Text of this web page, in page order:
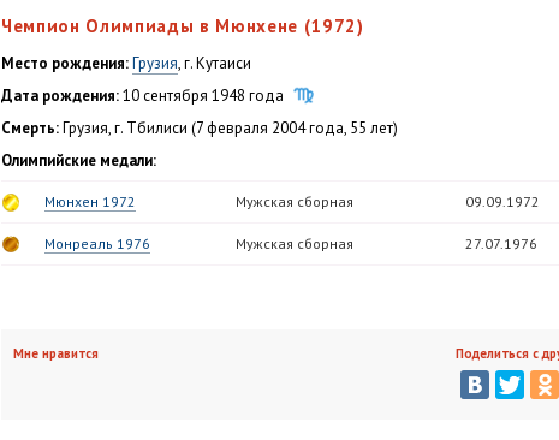
Чемпион Олимпиады в Мюнхене (1972)
Место рождения:Грузия, г. Кутаиси
Дата рождения:10 сентября 1948 года
Смерть:Грузия, г. Тбилиси (7 февраля 2004 года, 55 лет)
Олимпийские медали:
Мюнхен 1972 Мужская сборная 09.09.1972
Монреаль 1976 Мужская сборная 27.07.1976
Мне нравится Поделиться с